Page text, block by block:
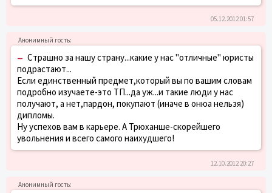
05.12.2012 01:57
– Страшно за нашу страну...какие у нас "отличные" юристы
подрастают...
Если единственный предмет,который вы по вашим словам
подробно изучаете-это ТП...да уж...и такие люди у нас
получают, а нет,пардон, покупают (иначе в онюа нельзя)
дипломы.
Ну успехов вам в карьере. А Трюханше-скорейшего
увольнения и всего самого наихудшего!
12.10.2012 20:27